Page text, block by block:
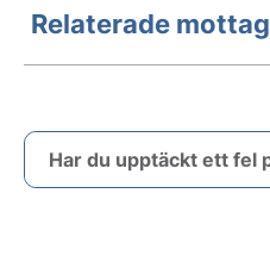
Relaterade
Har du upptäckt ett fel